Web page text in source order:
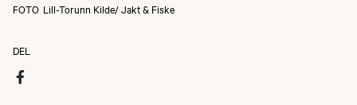
FOTO Lill-Torunn Kilde/ Jakt & Fiske
DEL